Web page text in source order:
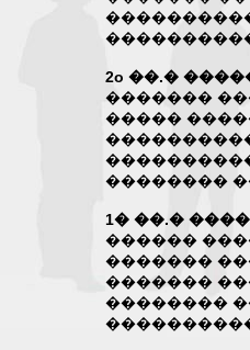
2o ��.�
�������
�����
��������
1� ��.�
������
�������
�������
��������